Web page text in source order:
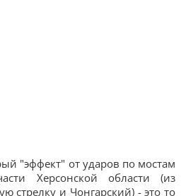
"эффект" от ударов по мостам
Херсонской области (из
стрелку и Чонгарский) - это то